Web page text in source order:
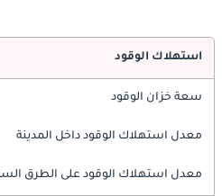
استهلاك الوقود
سعة خزان الوقود
معدل استهلاك الوقود داخل المدينة
معدل استهلاك الوقود على الطرق